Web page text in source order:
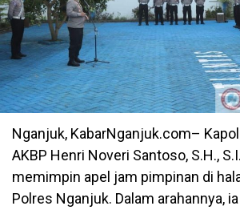
Nganjuk, KabarNganjuk.com–
AKBP Henri Noveri Santoso, S.H.,
memimpin apel jam pimpinan di
Polres Nganjuk. Dalam arahannya,